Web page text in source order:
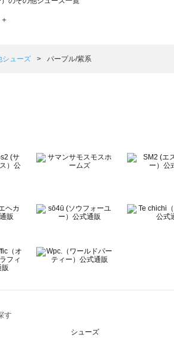
Mos2（ツハルバイサマンサモスモス）のその他
（サマンサモスモス ラーゴム）のその他シューズ
ィーズブルー）のその他シューズ一覧
ティー）のその他シューズ一覧
シューズ パープル/紫系
す
シューズ